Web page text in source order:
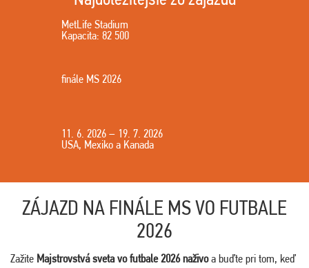
MetLife Stadium
Kapacita: 82 500
finále MS 2026
11. 6. 2026 – 19. 7. 2026
USA, Mexiko a Kanada
ZÁJAZD NA FINÁLE MS VO FUTBALE
2026
Zažite Majstrovstvá sveta vo futbale 2026 naživoa buďte pri tom, keď